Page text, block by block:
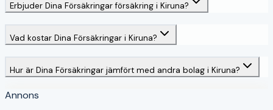
Erbjuder Dina Försäkringar försäkring i Kiruna?
Vad kostar Dina Försäkringar i Kiruna?
Hur är Dina Försäkringar jämfört med andra bolag i Kiruna?
Annons